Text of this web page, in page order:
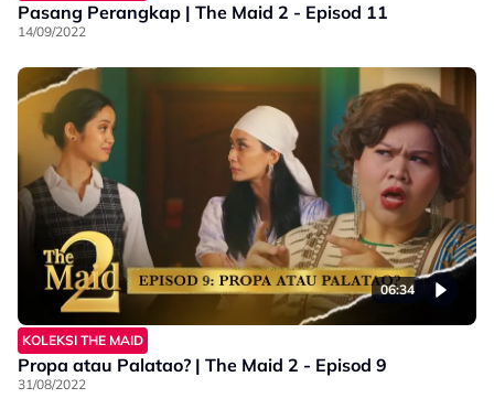
Pasang Perangkap | The Maid 2 - Episod 11
14/09/2022
06:34
KOLEKSI THE MAID
Propa atau Palatao? | The Maid 2 - Episod 9
31/08/2022